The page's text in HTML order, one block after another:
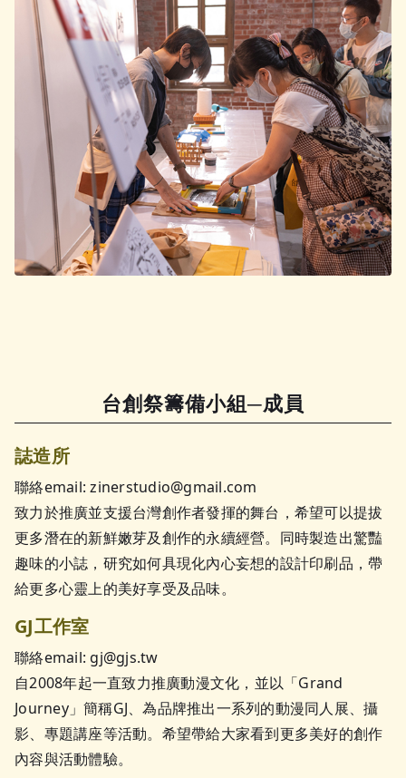
台創祭籌備小組─成員
誌造所
聯絡email: zinerstudio@gmail.com
致力於推廣並支援台灣創作者發揮的舞台，希望可以提拔
更多潛在的新鮮嫩芽及創作的永續經營。同時製造出驚豔
趣味的小誌，研究如何具現化內心妄想的設計印刷品，帶
給更多心靈上的美好享受及品味。
GJ工作室
聯絡email: gj@gjs.tw
自2008年起一直致力推廣動漫文化，並以「Grand
Journey」簡稱GJ、為品牌推出一系列的動漫同人展、攝
影、專題講座等活動。希望帶給大家看到更多美好的創作
內容與活動體驗。